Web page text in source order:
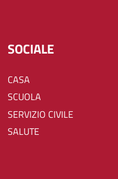
SOCIALE
CASA
SCUOLA
SERVIZIO CIVILE
SALUTE